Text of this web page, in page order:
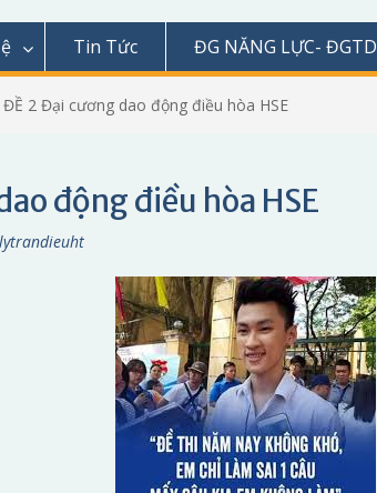
Tin Tức ĐG NĂNG LỰC- ĐGTD
ĐỀ 2 Đại cương dao động điều hòa HSE
động điều hòa HSE